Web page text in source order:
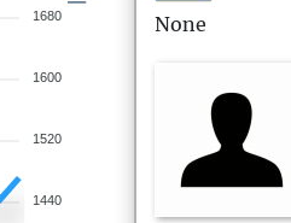
1680
1600
1520
1440
None